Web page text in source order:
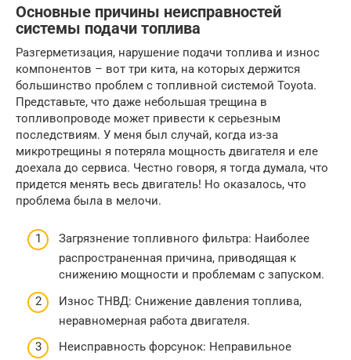
Основные причины неисправностей
системы подачи топлива
Разгерметизация, нарушение подачи топлива и износ
компонентов – вот три кита, на которых держится
большинство проблем с топливной системой Toyota.
Представьте, что даже небольшая трещина в
топливопроводе может привести к серьезным
последствиям. У меня был случай, когда из-за
микротрещины я потеряла мощность двигателя и еле
доехала до сервиса. Честно говоря, я тогда думала, что
придется менять весь двигатель! Но оказалось, что
проблема была в мелочи.
Загрязнение топливного фильтра: Наиболее
распространенная причина, приводящая к
снижению мощности и проблемам с запуском.
Износ ТНВД: Снижение давления топлива,
неравномерная работа двигателя.
Неисправность форсунок: Неправильное